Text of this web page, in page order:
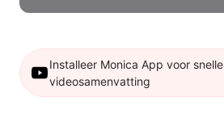
Installeer Monica App voor snelle
videosamenvatting